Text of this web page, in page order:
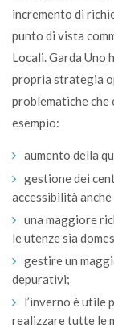
incremento di
punto di vista
Locali. Garda Uno
propria strategia
problematiche che
esempio:
aumento della
gestione dei
accessibilità
una maggiore
le utenze sia
gestire un
depurativi;
l’inverno è utile
realizzare tutte le